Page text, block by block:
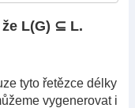
L(G) ⊆ L.
tyto řetězce délky
vygenerovat i